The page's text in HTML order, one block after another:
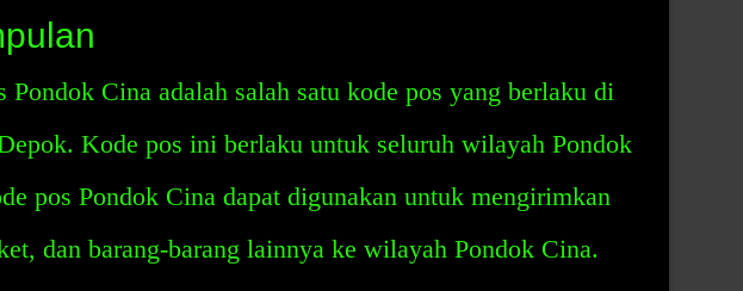
Pondok Cina adalah salah satu kode pos yang berlaku di
Kode pos ini berlaku untuk seluruh wilayah Pondok
pos Pondok Cina dapat digunakan untuk mengirimkan
dan barang-barang lainnya ke wilayah Pondok Cina.